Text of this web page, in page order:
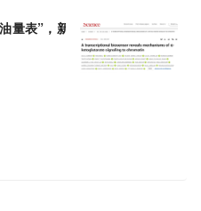
量表”，新生物传感器揭示线粒体